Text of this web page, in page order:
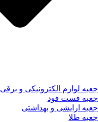
جعبه لوازم الکترونیکی و برقی
جعبه فست فود
جعبه ارایشی و بهداشتی
جعبه طلا